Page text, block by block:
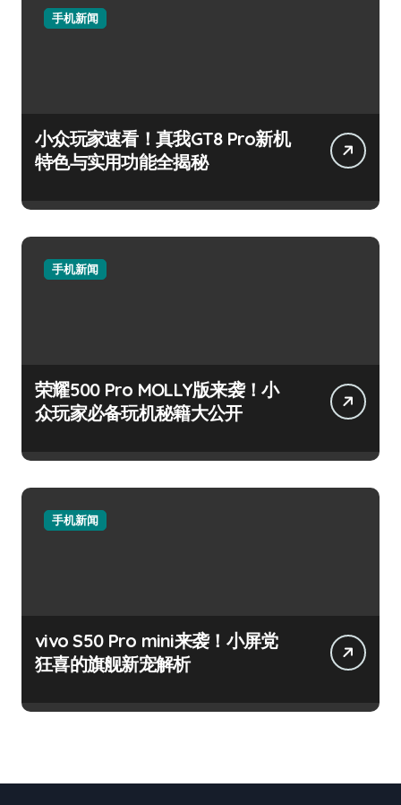
手机新闻
小众玩家速看！真我GT8 Pro新机
特色与实用功能全揭秘
手机新闻
荣耀500 Pro MOLLY版来袭！小
众玩家必备玩机秘籍大公开
手机新闻
vivo S50 Pro mini来袭！小屏党
狂喜的旗舰新宠解析